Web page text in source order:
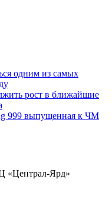
одним из самых
рост в ближайшие
999 выпущенная к ЧМ
«Централ-Ярд»